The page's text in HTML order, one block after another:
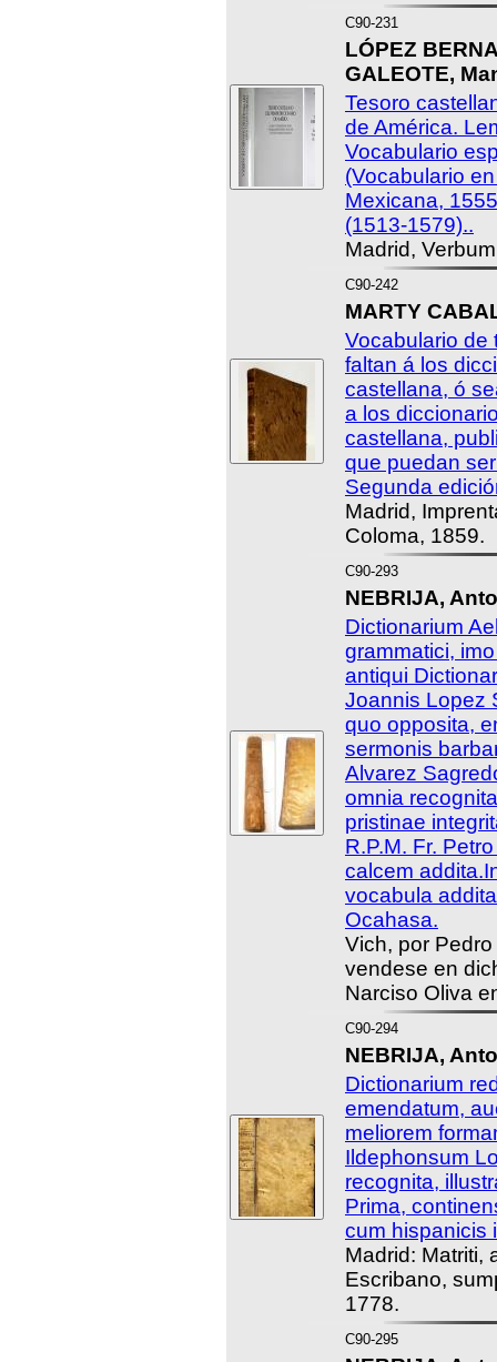
C90-231
LÓPEZ
GALEOTE,
Tesoro
de América.
Vocabulario
(Vocabulario
Mexicana,
(1513-1579)..
Madrid,
C90-242
MARTY
Vocabulario de
faltan á los
castellana, ó
a los
castellana,
que puedan
Segunda
Madrid,
Coloma, 1859.
C90-293
NEBRIJA,
Dictionarium
grammatici,
antiqui
Joannis Lopez
quo opposita,
sermonis
Alvarez
omnia
pristinae
R.P.M. Fr.
calcem
vocabula
Ocahasa.
Vich, por
vendese en
Narciso Oliva
C90-294
NEBRIJA,
Dictionarium
emendatum,
meliorem
Ildephonsum
recognita,
Prima,
cum hispanicis
Madrid: Matriti,
Escribano,
1778.
C90-295